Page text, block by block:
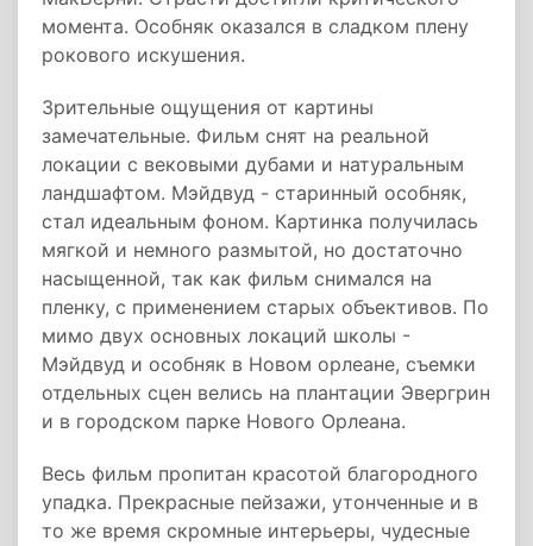
момента. Особняк оказался в сладком плену
рокового искушения.
Зрительные ощущения от картины
замечательные. Фильм снят на реальной
локации с вековыми дубами и натуральным
ландшафтом. Мэйдвуд - старинный особняк,
стал идеальным фоном. Картинка получилась
мягкой и немного размытой, но достаточно
насыщенной, так как фильм снимался на
пленку, с применением старых объективов. По
мимо двух основных локаций школы -
Мэйдвуд и особняк в Новом орлеане, съемки
отдельных сцен велись на плантации Эвергрин
и в городском парке Нового Орлеана.
Весь фильм пропитан красотой благородного
упадка. Прекрасные пейзажи, утонченные и в
то же время скромные интерьеры, чудесные